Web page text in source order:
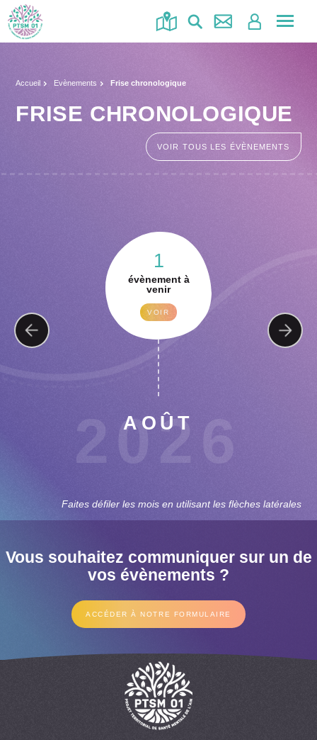
au
Accueil Evènements Frise chronologique
FRISE CHRONOLOGIQUE
VOIR TOUS LES ÉVÈNEMENTS
AOÛT
2026
1
évènement à
venir
VOIR
Faites défiler les mois en utilisant les flèches latérales
Vous souhaitez communiquer sur un de
vos évènements ?
ACCÉDER À NOTRE FORMULAIRE